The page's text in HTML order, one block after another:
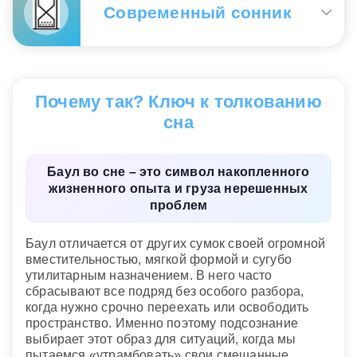
своей нормой. Нести тяжелый баул во сне –
значит ощущать, что контроль над делами
держится ценой большого внутреннего
который вы продолжаете нести по инерции.
Современный сонник
Укладывать вещи в баулы
— говорит о том, что
Вас ожидают крупные потери или заботы о
Сидеть на вокзале с баулами — предсказывает,
что Вы обманетесь в своих ожиданиях, но что
баул — в скором времени Вы поймете, что не
всегда исполнение корыстных помыслов
приносит удовлетворение, иногда бывает
полезно проявить великодушие.
Современный сонник
Почему так? Ключ к толкованию
сна
Баул во сне – это символ накопленного
жизненного опыта и груза нерешенных
проблем
Баул отличается от других сумок своей огромной
вместительностью, мягкой формой и сугубо
утилитарным назначением. В него часто
сбрасывают все подряд без особого разбора,
когда нужно срочно переехать или освободить
пространство. Именно поэтому подсознание
выбирает этот образ для ситуаций, когда мы